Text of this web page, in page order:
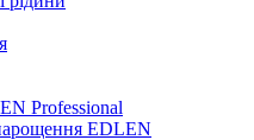
Professional
EDLEN